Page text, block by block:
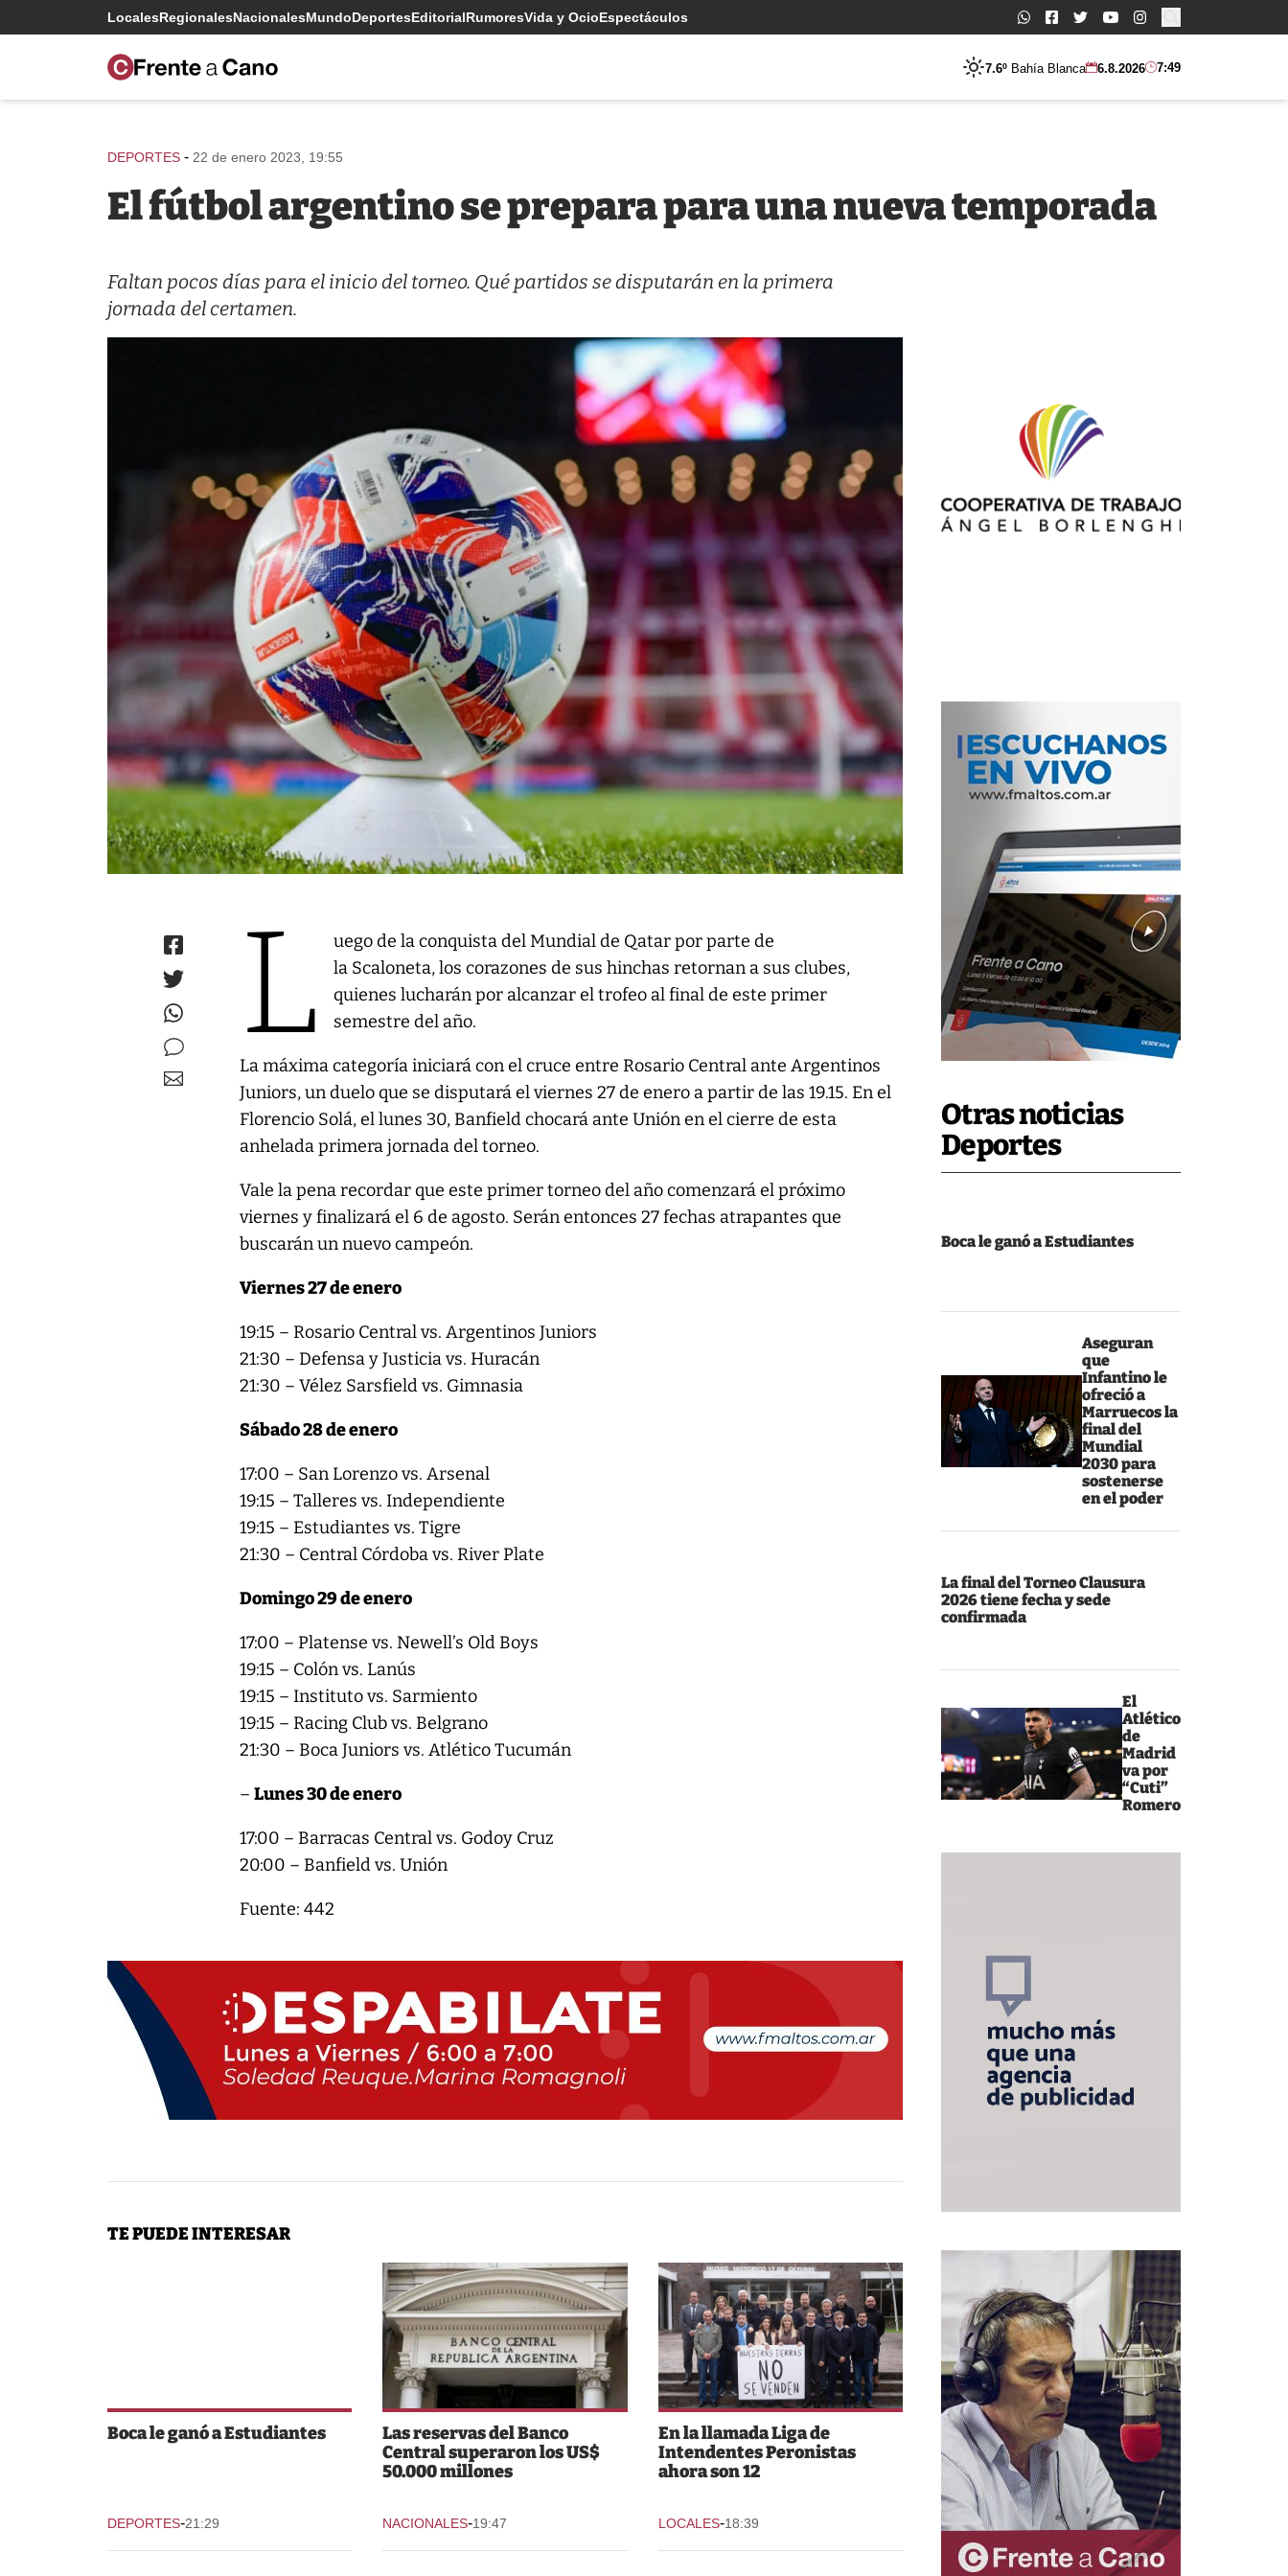
LocalesRegionalesNacionalesMundoDeportesEditorialRumoresVida y OcioEspectáculos Buscar:
7.6º Bahía Blanca 6.8.2026 7:49
Otras noticias
Deportes
Boca le ganó a Estudiantes
Aseguran
que
Infantino le
ofreció a
Marruecos la
final del
Mundial
2030 para
sostenerse
en el poder
La final del Torneo Clausura
2026 tiene fecha y sede
confirmada
El
Atlético
de
Madrid
va por
“Cuti”
Romero
DEPORTES - 22 de enero 2023, 19:55
El fútbol argentino se prepara para una nueva temporada
Faltan pocos días para el inicio del torneo. Qué partidos se disputarán en la primera
jornada del certamen.
L
uego de la conquista del Mundial de Qatar por parte de
la Scaloneta, los corazones de sus hinchas retornan a sus clubes,
quienes lucharán por alcanzar el trofeo al final de este primer
semestre del año.
La máxima categoría iniciará con el cruce entre Rosario Central ante Argentinos
Juniors, un duelo que se disputará el viernes 27 de enero a partir de las 19.15. En el
Florencio Solá, el lunes 30, Banfield chocará ante Unión en el cierre de esta
anhelada primera jornada del torneo.
Vale la pena recordar que este primer torneo del año comenzará el próximo
viernes y finalizará el 6 de agosto. Serán entonces 27 fechas atrapantes que
buscarán un nuevo campeón.
Viernes 27 de enero
19:15 – Rosario Central vs. Argentinos Juniors
21:30 – Defensa y Justicia vs. Huracán
21:30 – Vélez Sarsfield vs. Gimnasia
Sábado 28 de enero
17:00 – San Lorenzo vs. Arsenal
19:15 – Talleres vs. Independiente
19:15 – Estudiantes vs. Tigre
21:30 – Central Córdoba vs. River Plate
Domingo 29 de enero
17:00 – Platense vs. Newell’s Old Boys
19:15 – Colón vs. Lanús
19:15 – Instituto vs. Sarmiento
19:15 – Racing Club vs. Belgrano
21:30 – Boca Juniors vs. Atlético Tucumán
–Lunes 30 de enero
17:00 – Barracas Central vs. Godoy Cruz
20:00 – Banfield vs. Unión
Fuente: 442
TE PUEDE INTERESAR
Boca le ganó a Estudiantes
DEPORTES-21:29
Las reservas del Banco
Central superaron los US$
50.000 millones
NACIONALES-19:47
En la llamada Liga de
Intendentes Peronistas
ahora son 12
LOCALES-18:39